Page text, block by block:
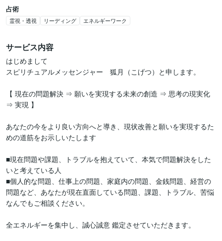
占術
霊視・透視 リーディング エネルギーワーク
サービス内容
はじめまして
スピリチュアルメッセンジャー　狐月（こげつ）と申します。
【 現在の問題解決 ⇒ 願いを実現する未来の創造 ⇒ 思考の現実化
⇒ 実現 】
あなたの今をより良い方向へと導き、現状改善と願いを実現するた
めの道筋をお示しいたします
■現在問題や課題、トラブルを抱えていて、本気で問題解決をした
いと考えている人
■個人的な問題、仕事上の問題、家庭内の問題、金銭問題、経営の
問題など、あなたが現在直面している問題、課題、トラブル、苦悩
なんでもご相談ください。
全エネルギーを集中し、誠心誠意 鑑定させていただきます。